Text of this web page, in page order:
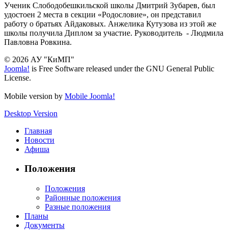
Ученик Слободобешкильской школы Дмитрий Зубарев, был
удостоен 2 места в секции «Родословие», он представил
работу о братьях Айдаковых. Анжелика Кутузова из этой же
школы получила Диплом за участие. Руководитель - Людмила
Павловна Ровкина.
© 2026 АУ "КиМП"
Joomla! is Free Software released under the GNU General Public
License.
Mobile version by Mobile Joomla!
Desktop Version
Главная
Новости
Афиша
Положения
Положения
Районные положения
Разные положения
Планы
Документы